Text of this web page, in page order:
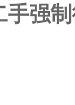
手强